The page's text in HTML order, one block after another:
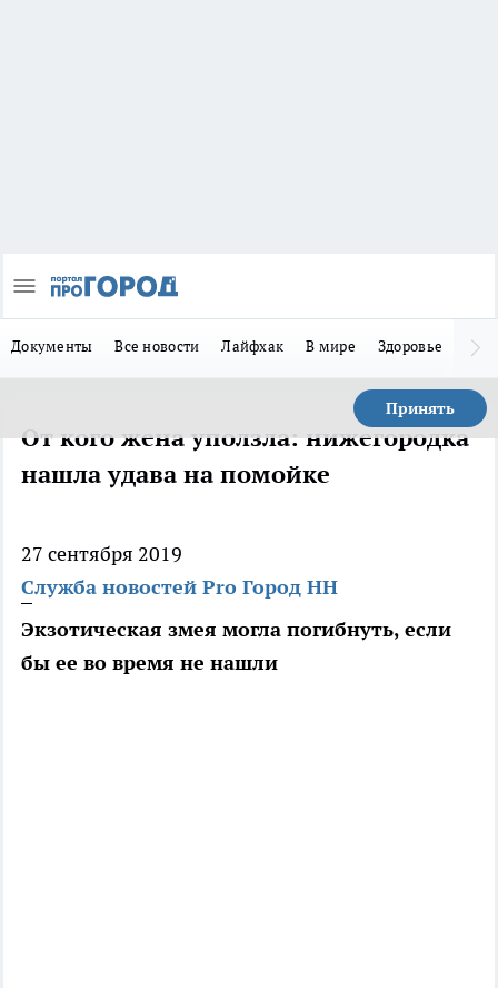
Документы Все новости Лайфхак В мире Здоровье
Принять
От кого жена уползла: нижегородка
нашла удава на помойке
27 сентября 2019
Служба новостей Pro Город НН
Экзотическая змея могла погибнуть, если
бы ее во время не нашли